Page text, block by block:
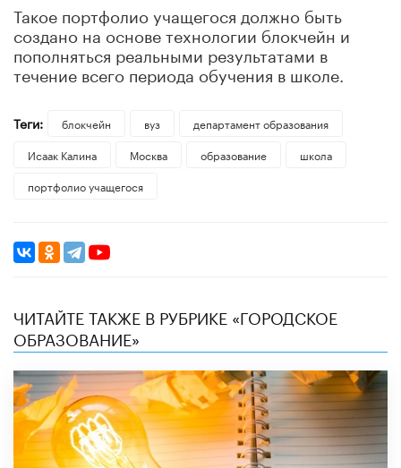
Такое портфолио учащегося должно быть
создано на основе технологии блокчейн и
пополняться реальными результатами в
течение всего периода обучения в школе.
Теги: блокчейн вуз
департамент образования
Исаак Калина
Москва образование
школа
портфолио учащегося
ЧИТАЙТЕ ТАКЖЕ В РУБРИКЕ «ГОРОДСКОЕ
ОБРАЗОВАНИЕ»